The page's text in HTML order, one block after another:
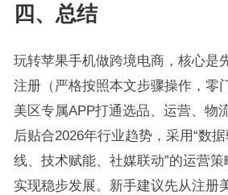
四、总结
玩转苹果手机做跨境电商，核心是
注册（严格按照本文步骤操作，零
美区专属APP打通选品、运营、物
后贴合2026年行业趋势，采用“数
线、技术赋能、社媒联动”的运营
实现稳步发展。新手建议先从注册